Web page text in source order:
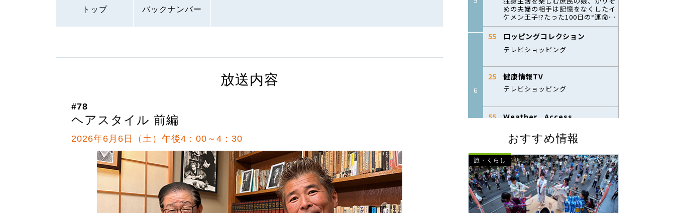
トップ バックナンバー
おすすめ情報
旅・くらし
放送内容
#78
ヘアスタイル 前編
2026年6月6日（土）午後4：00～4：30